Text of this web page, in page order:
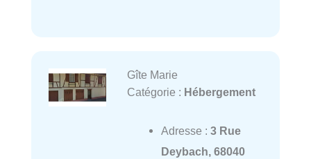
Gîte Marie
Catégorie : Hébergement
Adresse : 3 Rue
Deybach, 68040